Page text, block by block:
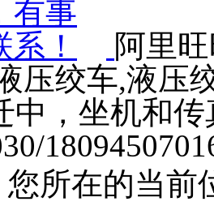
阿里
压绞车,液压
中，坐机和
您所在的当前